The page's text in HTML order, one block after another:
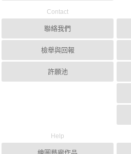
Contact
聯絡我們
檢舉與回報
許願池
Help